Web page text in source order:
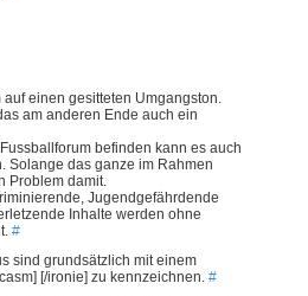
einen gesitteten Umgangston.
am anderen Ende auch ein
befinden kann es auch
Solange das ganze im Rahmen
Problem damit.
Jugendgefährdende
Inhalte werden ohne
#
sind grundsätzlich mit einem
[/ironie] zu kennzeichnen. #